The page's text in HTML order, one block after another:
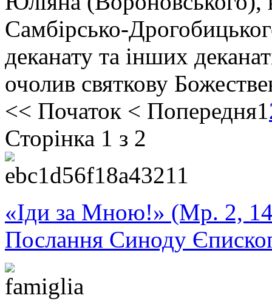
Самбірсько-
деканату та інших
очолив святкову
<< Початок < Попередня1
Сторінка 1 з 2
«Іди за Мною!» (Мр. 2,
Послання Синоду